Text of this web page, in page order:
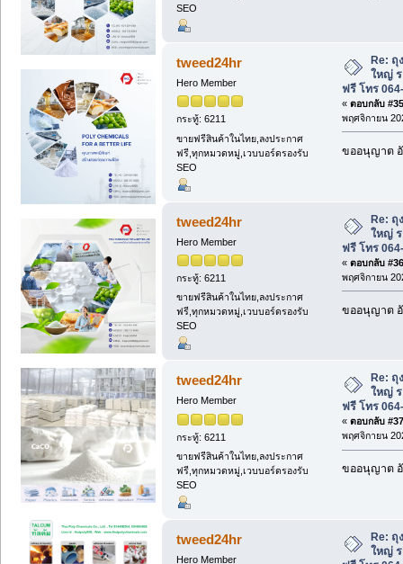
SEO
tweed24hr
Hero Member
กระทู้: 6211
ขายฟรีสินค้าในไทย,ลงประกาศ
ฟรี,ทุกหมวดหมู่,เวบบอร์ดรองรับ
SEO
Re: ถุ
ใหญ่
ฟรี โทร
« ตอบกลับ
พฤศจิกายน
ขออนุญาต
tweed24hr
Hero Member
กระทู้: 6211
ขายฟรีสินค้าในไทย,ลงประกาศ
ฟรี,ทุกหมวดหมู่,เวบบอร์ดรองรับ
SEO
Re: ถุ
ใหญ่
ฟรี โทร
« ตอบกลับ
พฤศจิกายน
ขออนุญาต
tweed24hr
Hero Member
กระทู้: 6211
ขายฟรีสินค้าในไทย,ลงประกาศ
ฟรี,ทุกหมวดหมู่,เวบบอร์ดรองรับ
SEO
Re: ถุ
ใหญ่
ฟรี โทร
« ตอบกลับ
พฤศจิกายน
ขออนุญาต
tweed24hr
Hero Member
Re: ถุ
ใหญ่